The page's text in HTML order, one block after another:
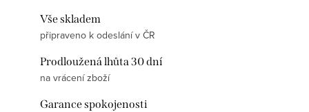
Vše skladem
připraveno k odeslání v ČR
Prodloužená lhůta 30 dní
na vrácení zboží
Garance spokojenosti